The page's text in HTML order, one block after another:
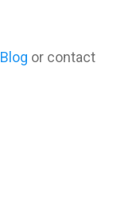
Blog or contact